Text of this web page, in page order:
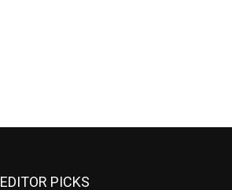
EDITOR PICKS